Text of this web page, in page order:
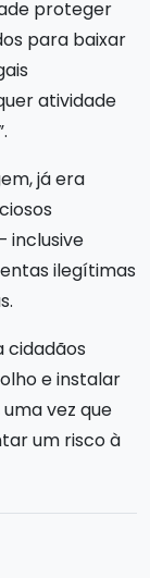
proteger
para baixar
atividade
já era
inclusive
ilegítimas
cidadãos
e instalar
vez que
um risco à